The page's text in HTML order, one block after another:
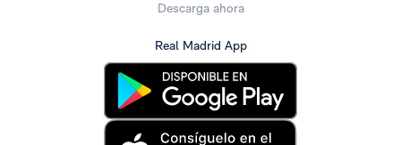
Descarga ahora
Real Madrid App